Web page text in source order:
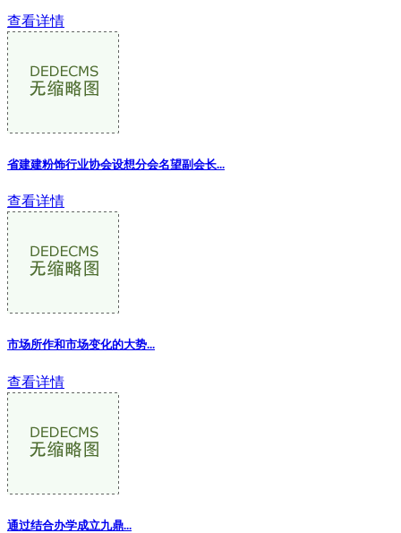
查看详情
省建建粉饰行业协会设想分会名望副会长...
查看详情
市场所作和市场变化的大势...
查看详情
通过结合办学成立九鼎...